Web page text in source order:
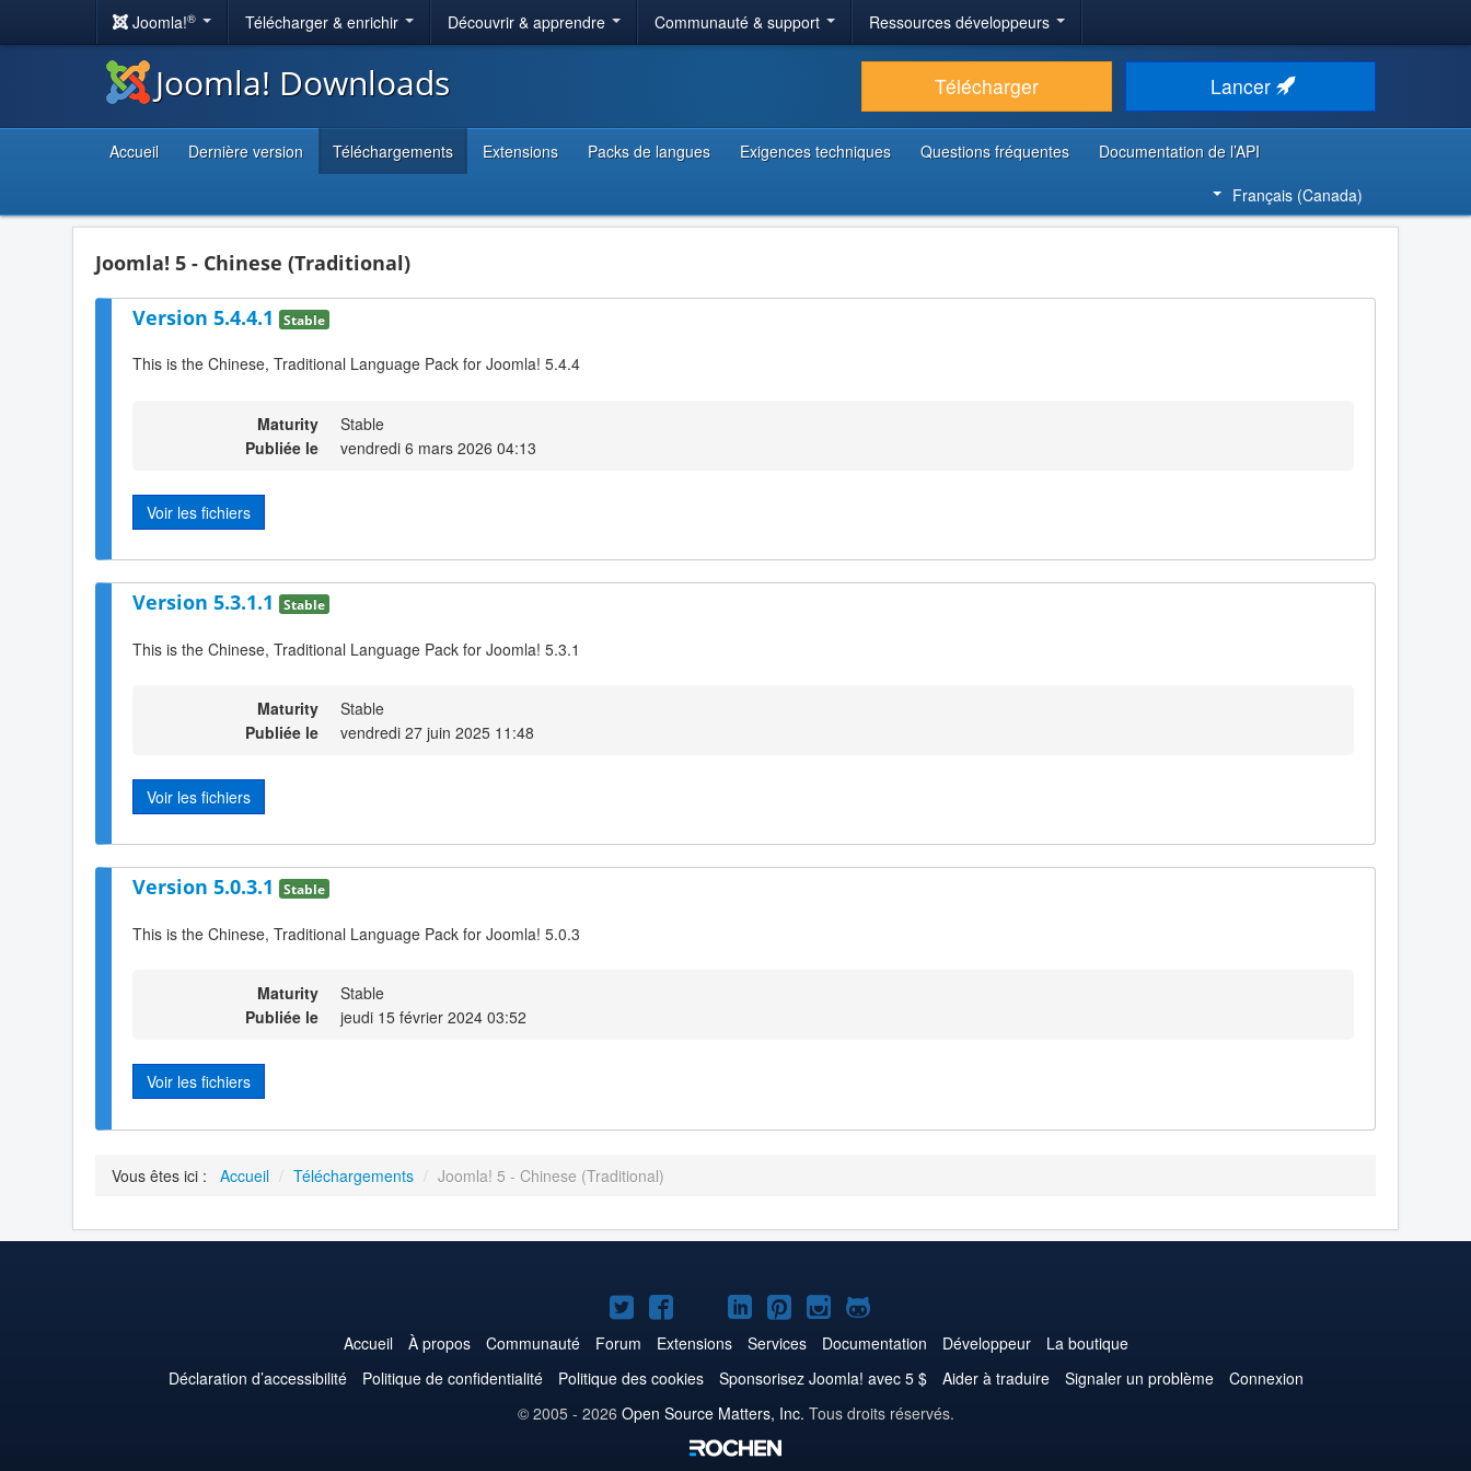
Joomla!® Télécharger & enrichir Découvrir & apprendre Communauté & support Ressources développeurs
Joomla! Downloads Télécharger Lancer
Accueil Dernière version Téléchargements Extensions Packs de langues Exigences techniques Questions fréquentes
Documentation de l’API
Français (Canada)
Joomla! 5 - Chinese (Traditional)
Version 5.4.4.1 Stable
This is the Chinese, Traditional Language Pack for Joomla! 5.4.4
Maturity
Stable
Publiée le
vendredi 6 mars 2026 04:13
Voir les fichiers
Version 5.3.1.1 Stable
This is the Chinese, Traditional Language Pack for Joomla! 5.3.1
Maturity
Stable
Publiée le
vendredi 27 juin 2025 11:48
Voir les fichiers
Version 5.0.3.1 Stable
This is the Chinese, Traditional Language Pack for Joomla! 5.0.3
Maturity
Stable
Publiée le
jeudi 15 février 2024 03:52
Voir les fichiers
Vous êtes ici : Accueil / Téléchargements / Joomla! 5 - Chinese (Traditional)
Joomla!
sur
Twitter
Joomla!
sur
Facebook
Joomla!
sur
YouTube
Joomla!
sur
LinkedIn
Joomla!
sur
Pinterest
Joomla!
sur
Instagram
Joomla!
sur
GitHub
Accueil À propos Communauté Forum Extensions Services Documentation Développeur
La boutique
Déclaration d’accessibilité
Politique de confidentialité Politique des cookies Sponsorisez Joomla! avec 5 $ Aider à traduire Signaler un problème
Connexion
© 2005 - 2026 Open Source Matters, Inc. Tous droits réservés.